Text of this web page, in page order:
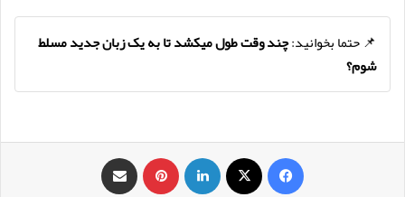
📌 حتما بخوانید:چند وقت طول میکشد تا به یک زبان جدید مسلط
شوم؟
‫پین‌ترست